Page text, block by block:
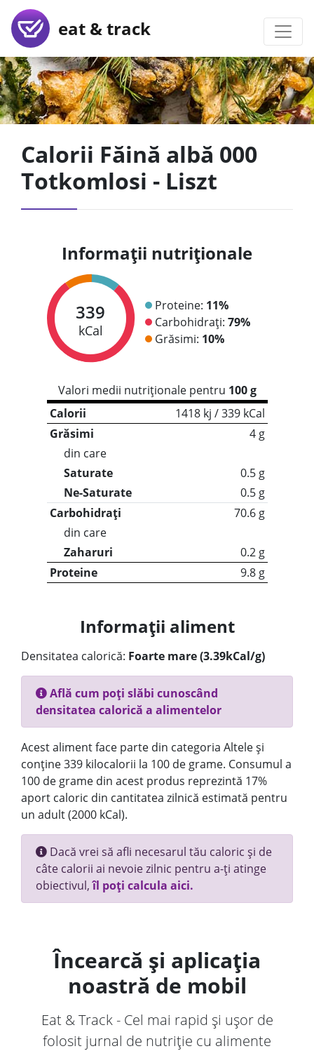
eat & track
Calorii Făină albă 000
Totkomlosi - Liszt
Informații nutriționale
339
kCal
Proteine: 11%
Carbohidrați: 79%
Grăsimi: 10%
Valori medii nutriționale pentru 100 g
Calorii
1418 kj / 339 kCal
Grăsimi
4 g
din care
Saturate
0.5 g
Ne-Saturate
0.5 g
Carbohidrați
70.6 g
din care
Zaharuri
0.2 g
Proteine
9.8 g
Informații aliment
Densitatea calorică: Foarte mare (3.39kCal/g)
Află cum poți slăbi cunoscând
densitatea calorică a alimentelor
Acest aliment face parte din categoria Altele și
conține 339 kilocalorii la 100 de grame. Consumul a
100 de grame din acest produs reprezintă 17%
aport caloric din cantitatea zilnică estimată pentru
un adult (2000 kCal).
Dacă vrei să afli necesarul tău caloric și de
câte calorii ai nevoie zilnic pentru a-ți atinge
obiectivul,îl poți calcula aici.
Încearcă și aplicația
noastră de mobil
Eat & Track - Cel mai rapid și ușor de
folosit jurnal de nutriție cu alimente